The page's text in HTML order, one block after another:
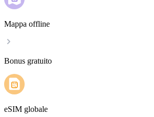
Mappa offline
Bonus gratuito
eSIM globale